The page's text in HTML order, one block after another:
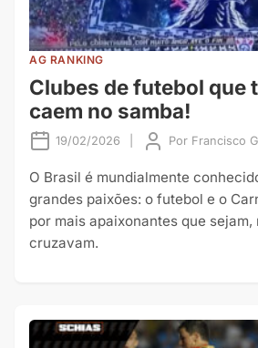
AG RANKING
Clubes de futebol que
caem no samba!
19/02/2026 Por Francisco
O Brasil é mundialmente
grandes paixões: o futebol e o
por mais apaixonantes que sejam,
cruzavam.